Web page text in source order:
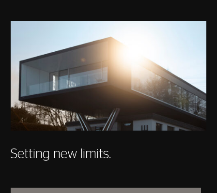
Setting new limits.